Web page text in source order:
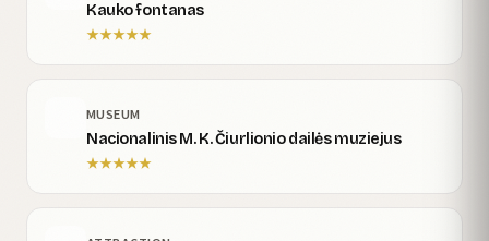
Kauko fontanas
★★★★★
MUSEUM
Nacionalinis M. K. Čiurlionio dailės muziejus
★★★★★